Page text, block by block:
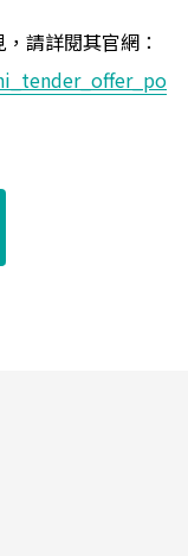
請詳閱其官網 ：